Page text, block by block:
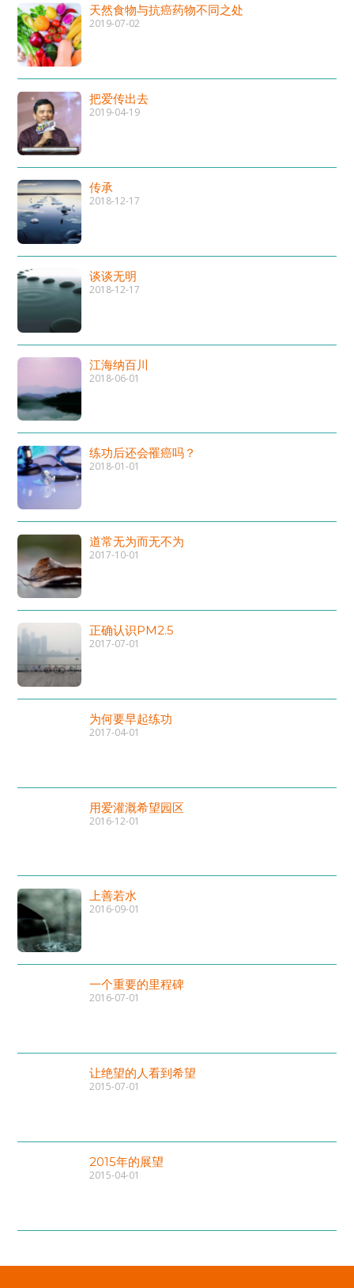
天然食物与抗癌药物不同之处
2019-07-02
把爱传出去
2019-04-19
传承
2018-12-17
谈谈无明
2018-12-17
江海纳百川
2018-06-01
练功后还会罹癌吗？
2018-01-01
道常无为而无不为
2017-10-01
正确认识PM2.5
2017-07-01
为何要早起练功
2017-04-01
用爱灌溉希望园区
2016-12-01
上善若水
2016-09-01
一个重要的里程碑
2016-07-01
让绝望的人看到希望
2015-07-01
2015年的展望
2015-04-01